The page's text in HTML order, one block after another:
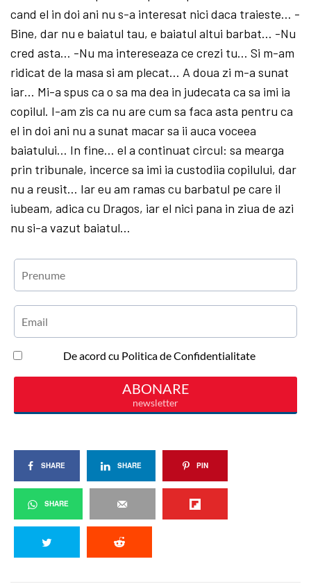
cand el in doi ani nu s-a interesat nici daca traieste… -
Bine, dar nu e baiatul tau, e baiatul altui barbat… -Nu
cred asta… -Nu ma intereseaza ce crezi tu… Si m-am
ridicat de la masa si am plecat… A doua zi m-a sunat
iar… Mi-a spus ca o sa ma dea in judecata ca sa imi ia
copilul. I-am zis ca nu are cum sa faca asta pentru ca
el in doi ani nu a sunat macar sa ii auca voceea
baiatului… In fine… el a continuat circul: sa mearga
prin tribunale, incerce sa imi ia custodiia copilului, dar
nu a reusit… Iar eu am ramas cu barbatul pe care il
iubeam, adica cu Dragos, iar el nici pana in ziua de azi
nu si-a vazut baiatul…
SHARE SHARE PIN
SHARE